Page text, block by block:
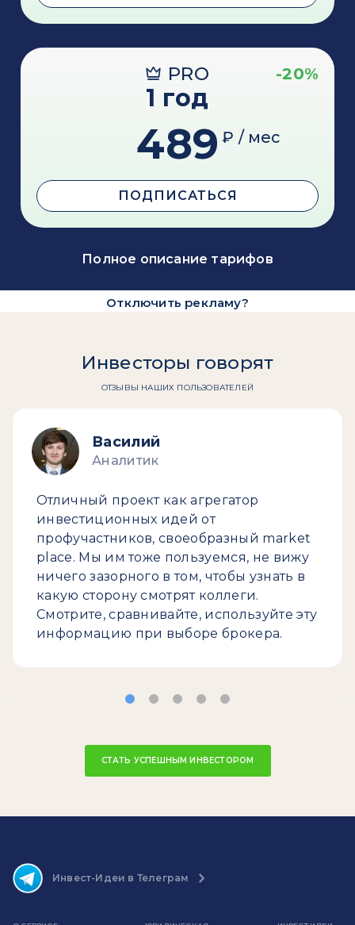
PRO -20%
1 год
489 ₽ / мес
ПОДПИСАТЬСЯ
Полное описание тарифов
Отключить рекламу?
Инвесторы говорят
ОТЗЫВЫ НАШИХ ПОЛЬЗОВАТЕЛЕЙ
Василий
Аналитик
Отличный проект как агрегатор
инвестиционных идей от
профучастников, своеобразный market
place. Мы им тоже пользуемся, не вижу
ничего зазорного в том, чтобы узнать в
какую сторону смотрят коллеги.
Смотрите, сравнивайте, используйте эту
информацию при выборе брокера.
СТАТЬ УСПЕШНЫМ ИНВЕСТОРОМ
Инвест-Идеи в Телеграм